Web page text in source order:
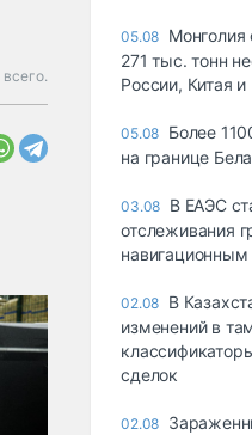
05.08 Монголия
271 тыс. тонн
России, Китая
05.08 Более
на границе
03.08 В ЕАЭС
отслеживания
02.08 В
изменений в
сделок
02.08